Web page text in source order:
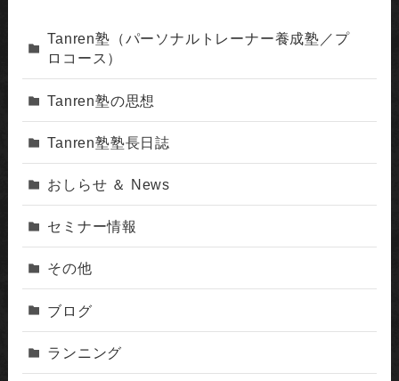
Tanren塾（パーソナルトレーナー養成塾／プ
ロコース）
Tanren塾の思想
Tanren塾塾長日誌
おしらせ ＆ News
セミナー情報
その他
ブログ
ランニング